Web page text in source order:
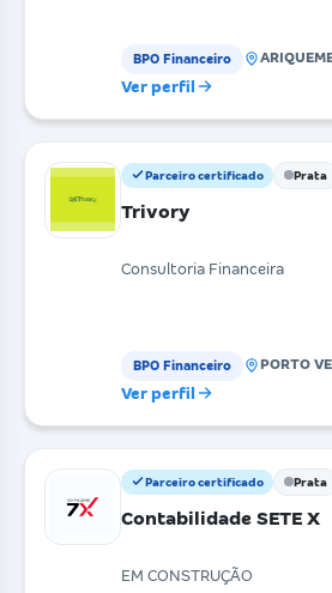
BPO Financeiro
Ver perfil
Parceiro certificado Prata
Trivory
Consultoria Financeira
BPO Financeiro PORTO
Ver perfil
Parceiro certificado Prata
Contabilidade SETE X
EM CONSTRUÇÃO